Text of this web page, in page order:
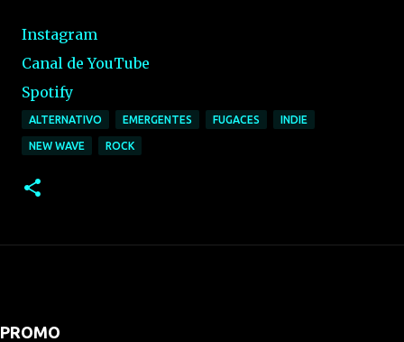
Instagram
Canal de YouTube
Spotify
ALTERNATIVO EMERGENTES FUGACES INDIE
NEW WAVE ROCK
PROMO